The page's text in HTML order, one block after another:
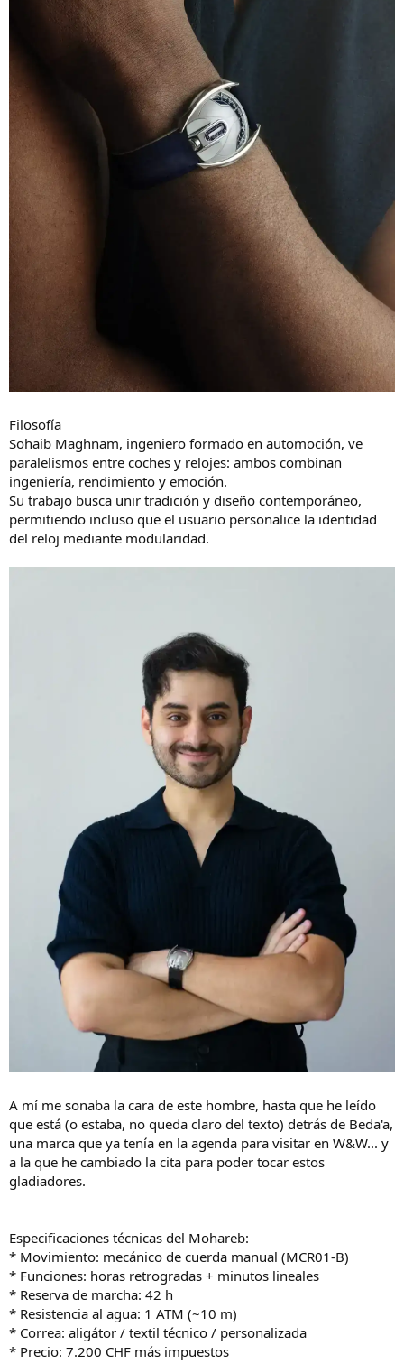
Filosofía
Sohaib Maghnam, ingeniero formado en automoción, ve
paralelismos entre coches y relojes: ambos combinan
ingeniería, rendimiento y emoción.
Su trabajo busca unir tradición y diseño contemporáneo,
permitiendo incluso que el usuario personalice la identidad
del reloj mediante modularidad.
A mí me sonaba la cara de este hombre, hasta que he leído
que está (o estaba, no queda claro del texto) detrás de Beda'a,
una marca que ya tenía en la agenda para visitar en W&W... y
a la que he cambiado la cita para poder tocar estos
gladiadores.
Especificaciones técnicas del Mohareb:
* Movimiento: mecánico de cuerda manual (MCR01-B)
* Funciones: horas retrogradas + minutos lineales
* Reserva de marcha: 42 h
* Resistencia al agua: 1 ATM (~10 m)
* Correa: aligátor / textil técnico / personalizada
* Precio: 7.200 CHF más impuestos